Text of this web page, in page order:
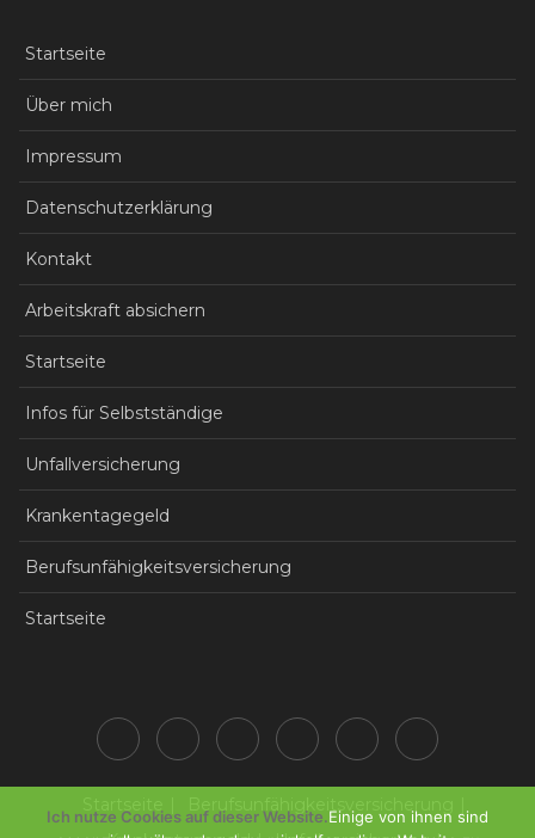
Startseite
Über mich
Impressum
Datenschutzerklärung
Kontakt
Arbeitskraft absichern
Startseite
Infos für Selbstständige
Unfallversicherung
Krankentagegeld
Berufsunfähigkeitsversicherung
Startseite
Ich nutze Cookies auf dieser Website.Einige von ihnen sind